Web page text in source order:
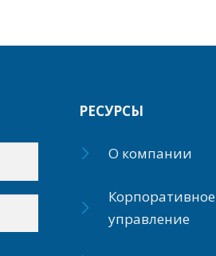
РЕСУРСЫ
О компании
Корпоративное
управление